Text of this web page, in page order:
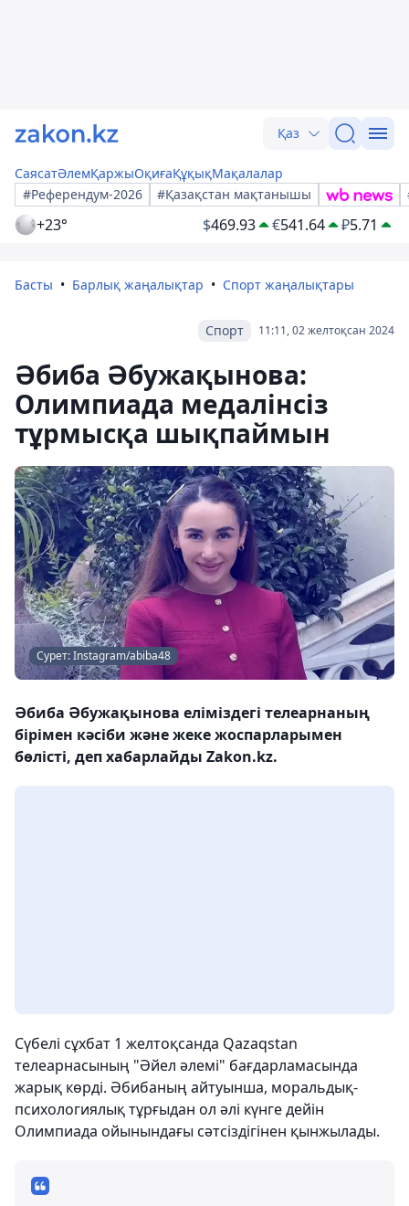
Қаз
СаясатӘлемҚаржыОқиғаҚұқықМақалалар
#Референдум-2026
#Қазақстан мақтанышы
+23° $469.93 €541.64 ₽5.71
Басты Барлық жаңалықтар Спорт жаңалықтары
11:11, 02 желтоқсан 2024
Спорт
Әбиба Әбужақынова:
Олимпиада медалінсіз
тұрмысқа шықпаймын
Сурет: Instagram/abiba48
Әбиба Әбужақынова еліміздегі телеарнаның
бірімен кәсіби және жеке жоспарларымен
бөлісті, деп хабарлайды Zakon.kz.
Сүбелі сұхбат 1 желтоқсанда Qazaqstan
телеарнасының "Әйел әлемі" бағдарламасында
жарық көрді. Әбибаның айтуынша, моральдық-
психологиялық тұрғыдан ол әлі күнге дейін
Олимпиада ойынындағы сәтсіздігінен қынжылады.